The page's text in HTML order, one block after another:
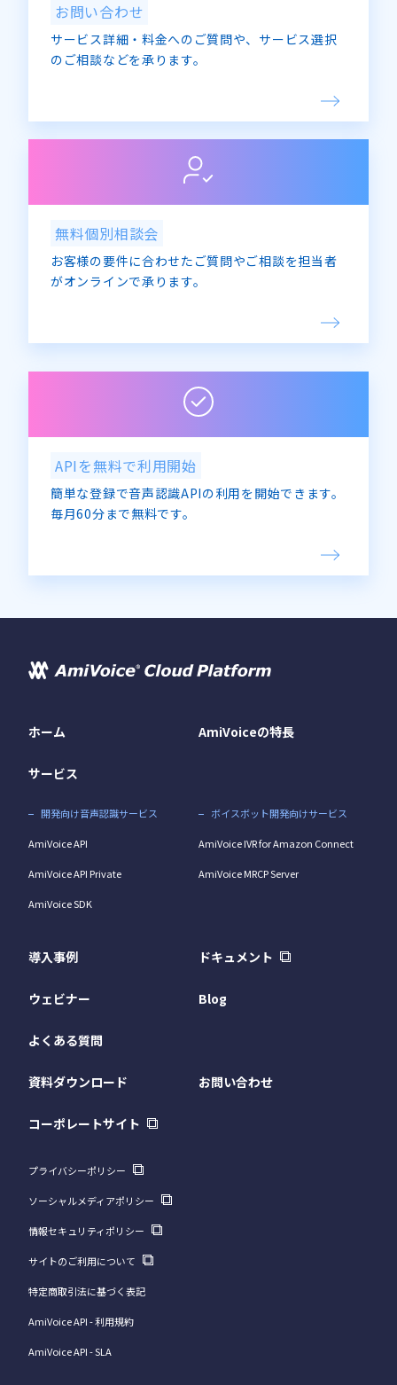
お問い合わせ
サービス詳細・料金へのご質問や、サービス選択
のご相談などを承ります。
無料個別相談会
お客様の要件に合わせたご質問やご相談を担当者
がオンラインで承ります。
APIを無料で利用開始
簡単な登録で音声認識APIの利用を開始できます。
毎月60分まで無料です。
ホーム AmiVoiceの特長
サービス
開発向け音声認識サービス
AmiVoice API
AmiVoice API Private
AmiVoice SDK
ボイスボット開発向けサービス
AmiVoice IVR for Amazon Connect
AmiVoice MRCP Server
導入事例 ドキュメント
ウェビナー Blog
よくある質問
資料ダウンロード お問い合わせ
コーポレートサイト
プライバシーポリシー
ソーシャルメディアポリシー
情報セキュリティポリシー
サイトのご利用について
特定商取引法に基づく表記
AmiVoice API - 利用規約
AmiVoice API - SLA